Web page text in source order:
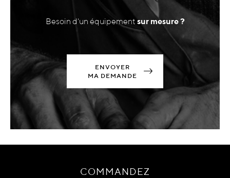
Besoin d'un équipement sur mesure ?
ENVOYER
MA DEMANDE
COMMANDEZ